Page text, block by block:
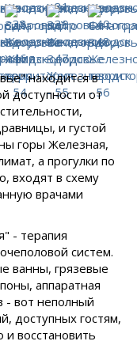
находится в
доступности от
и густой
горы Железная,
а прогулки по
входят в схему
врачами
- терапия
систем.
ванны, грязевые
аппаратная
- вот неполный
доступных гостям,
восстановить